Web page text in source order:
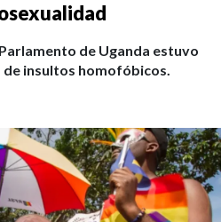
de Uganda estuvo
de insultos homofóbicos.